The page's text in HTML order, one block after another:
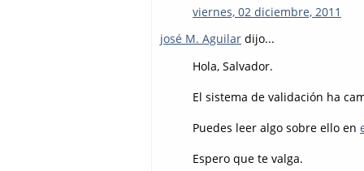
viernes, 02 diciembre, 2011
josé M. Aguilar dijo...
Hola, Salvador.
El sistema de validación ha
Puedes leer algo sobre ello en
Espero que te valga.